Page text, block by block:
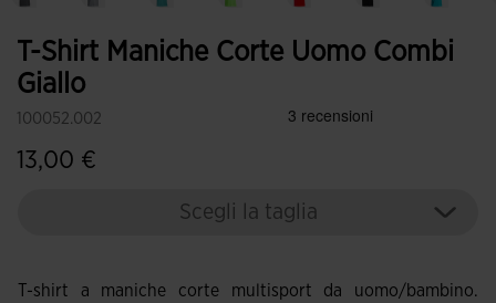
T-Shirt Maniche Corte Uomo Combi
Giallo
100052.002
13,00 €
Scegli la taglia
T-shirt a maniche corte multisport da uomo/bambino.